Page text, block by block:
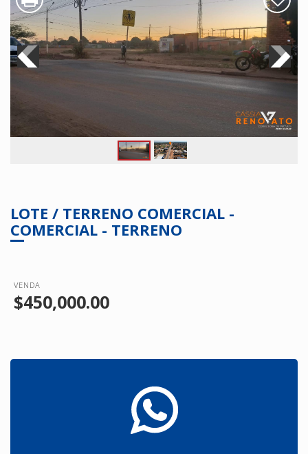
LOTE / TERRENO COMERCIAL -
COMERCIAL - TERRENO
VENDA
$450,000.00